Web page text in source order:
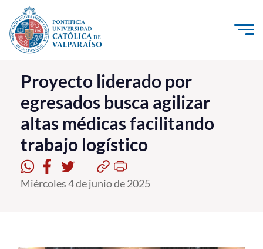
Click acá para ir directamente al contenido
La Universidad
Investigación, Creación e Innovación
PUCV Internacional
Vinculación con el Medio
Admisión
Proyecto liderado por
egresados busca agilizar
altas médicas facilitando
trabajo logístico
Miércoles 4 de junio de 2025